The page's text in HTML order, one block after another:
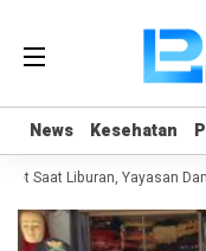
News Kesehatan
News Kesehatan
Saat Liburan, Yayasan